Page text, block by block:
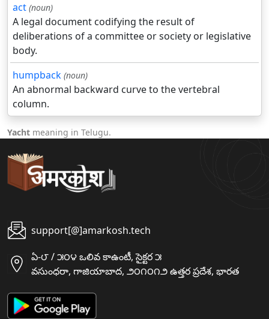
act (noun)
A legal document codifying the result of
deliberations of a committee or society or legislative
body.
humpback (noun)
An abnormal backward curve to the vertebral
column.
Yacht meaning in Telugu.
support[@]amarkosh.tech
ఏ-౮ / ౫౦౪ ఒలివ కాఉంటీ, సైక్టర ౫
వసుంధరా, గాజియాబాద, ౨౦౧౦౧౨ ఉత్తర ప్రదేశ, భారత